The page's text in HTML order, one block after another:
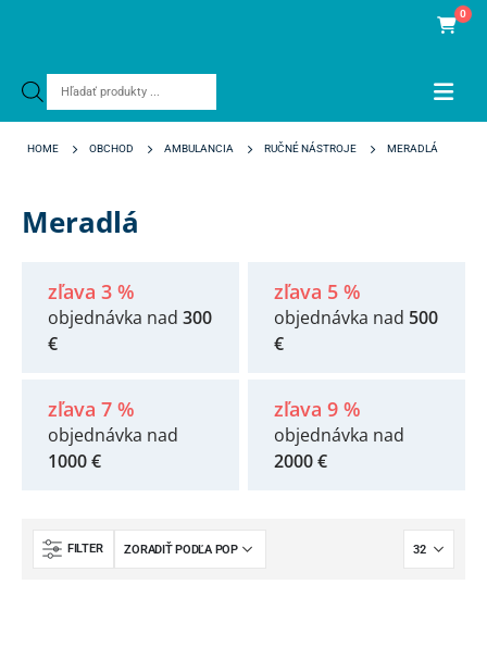
Products
0
HOME OBCHOD AMBULANCIA RUČNÉ NÁSTROJE MERADLÁ
Meradlá
zľava 3 %
objednávka nad 300
€
zľava 5 %
objednávka nad 500
€
zľava 7 %
objednávka nad
1000 €
zľava 9 %
objednávka nad
2000 €
FILTER